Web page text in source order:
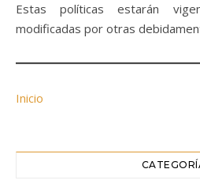
Estas políticas estarán
modificadas por otras
Inicio